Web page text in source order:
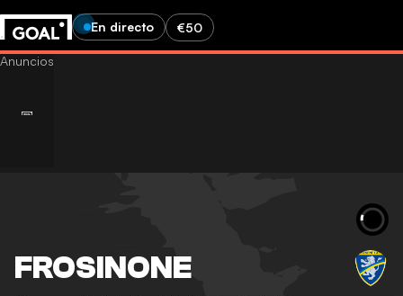
En directo €50
FROSINONE